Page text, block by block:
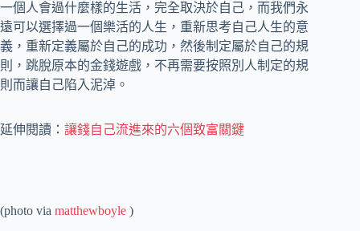
一個人會過什麼樣的生活，完全取決於自己，而我們永
遠可以選擇過一個樂活的人生，重新思考自己人生的意
義，重新定義屬於自己的成功，然後制定屬於自己的規
則，跳脫原本的金錢遊戲，不再需要按照別人制定的規
則而讓自己陷入泥淖。
延伸閱讀： 讓錢自己流進來的六個致富關鍵
(photo via matthewboyle )